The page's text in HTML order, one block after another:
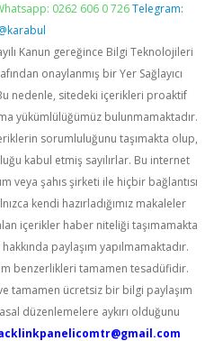
0262 606 0 726 Telegram:
Kanun gereğince Bilgi Teknolojileri
onaylanmış bir Yer Sağlayıcı
nedenle, sitedeki içerikleri proaktif
yükümlülüğümüz bulunmamaktadır.
sorumluluğunu taşımakta olup,
kabul etmiş sayılırlar. Bu internet
veya şahıs şirketi ile hiçbir bağlantısı
kendi hazırladığımız makaleler
içerikler haber niteliği taşımamakta
paylaşım yapılmamaktadır.
benzerlikleri tamamen tesadüfidir.
tamamen ücretsiz bir bilgi paylaşım
düzenlemelere aykırı olduğunu